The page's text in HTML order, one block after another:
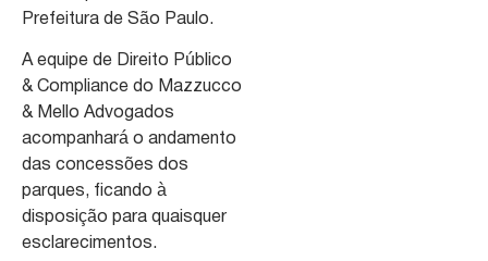
Prefeitura de São Paulo.
A equipe de Direito Público
& Compliance do Mazzucco
& Mello Advogados
acompanhará o andamento
das concessões dos
parques, ficando à
disposição para quaisquer
esclarecimentos.